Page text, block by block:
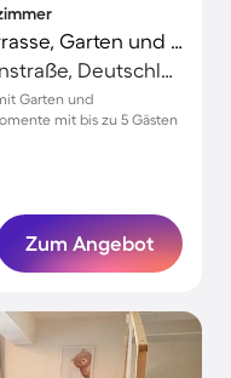
Tolle Ferienwohnung mit Terrasse, Garten und Grill | Panoramablick
Gleisweiler, Südliche Weinstraße, Deutschland
Garten und
mit bis zu 5 Gästen
Zum Angebot